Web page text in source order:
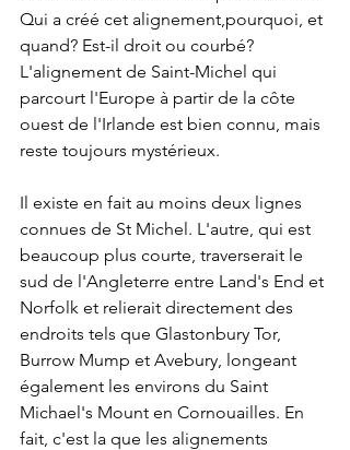
Qui a créé cet alignement,pourquoi, et
quand? Est-il droit ou courbé?
L'alignement de Saint-Michel qui
parcourt l'Europe à partir de la côte
ouest de l'Irlande est bien connu, mais
reste toujours mystérieux.
Il existe en fait au moins deux lignes
connues de St Michel. L'autre, qui est
beaucoup plus courte, traverserait le
sud de l'Angleterre entre Land's End et
Norfolk et relierait directement des
endroits tels que Glastonbury Tor,
Burrow Mump et Avebury, longeant
également les environs du Saint
Michael's Mount en Cornouailles. En
fait, c'est la que les alignements